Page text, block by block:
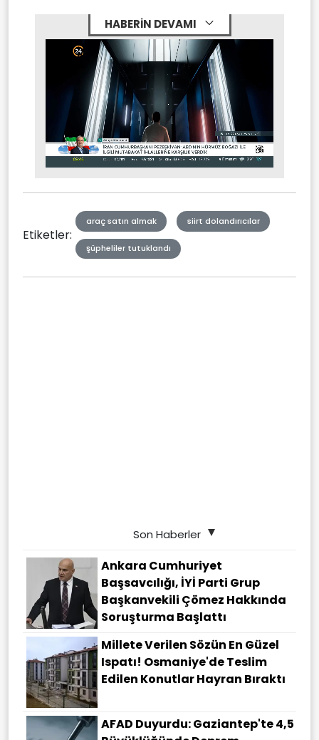
HABERİN DEVAMI
Mute Stream
Etiketler:
araç satın almak siirt dolandırıcılar
şüpheliler tutuklandı
Son Haberler
Ankara Cumhuriyet
Başsavcılığı, İYİ Parti Grup
Başkanvekili Çömez Hakkında
Soruşturma Başlattı
Millete Verilen Sözün En Güzel
Ispatı! Osmaniye'de Teslim
Edilen Konutlar Hayran Bıraktı
AFAD Duyurdu: Gaziantep'te 4,5